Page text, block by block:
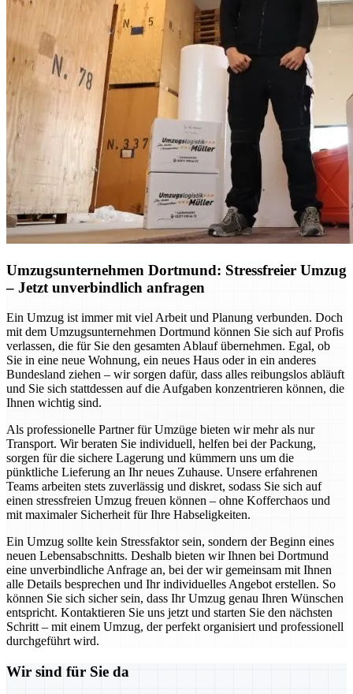
Umzugsunternehmen Dortmund: Stressfreier Umzug
– Jetzt unverbindlich anfragen
Ein Umzug ist immer mit viel Arbeit und Planung verbunden. Doch
mit dem Umzugsunternehmen Dortmund können Sie sich auf Profis
verlassen, die für Sie den gesamten Ablauf übernehmen. Egal, ob
Sie in eine neue Wohnung, ein neues Haus oder in ein anderes
Bundesland ziehen – wir sorgen dafür, dass alles reibungslos abläuft
und Sie sich stattdessen auf die Aufgaben konzentrieren können, die
Ihnen wichtig sind.
Als professionelle Partner für Umzüge bieten wir mehr als nur
Transport. Wir beraten Sie individuell, helfen bei der Packung,
sorgen für die sichere Lagerung und kümmern uns um die
pünktliche Lieferung an Ihr neues Zuhause. Unsere erfahrenen
Teams arbeiten stets zuverlässig und diskret, sodass Sie sich auf
einen stressfreien Umzug freuen können – ohne Kofferchaos und
mit maximaler Sicherheit für Ihre Habseligkeiten.
Ein Umzug sollte kein Stressfaktor sein, sondern der Beginn eines
neuen Lebensabschnitts. Deshalb bieten wir Ihnen bei Dortmund
eine unverbindliche Anfrage an, bei der wir gemeinsam mit Ihnen
alle Details besprechen und Ihr individuelles Angebot erstellen. So
können Sie sich sicher sein, dass Ihr Umzug genau Ihren Wünschen
entspricht. Kontaktieren Sie uns jetzt und starten Sie den nächsten
Schritt – mit einem Umzug, der perfekt organisiert und professionell
durchgeführt wird.
Wir sind für Sie da